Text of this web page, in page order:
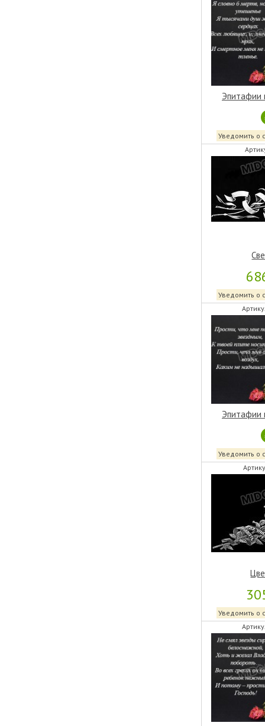
Эпитафии
Уведомить о
Уведомить о
Эпитафии
Уведомить о
Уведомить о